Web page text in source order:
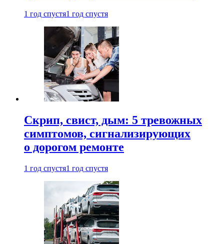
1 год спустя1 год спустя
Скрип, свист, дым: 5 тревожных
симптомов, сигнализирующих
о дорогом ремонте
1 год спустя1 год спустя